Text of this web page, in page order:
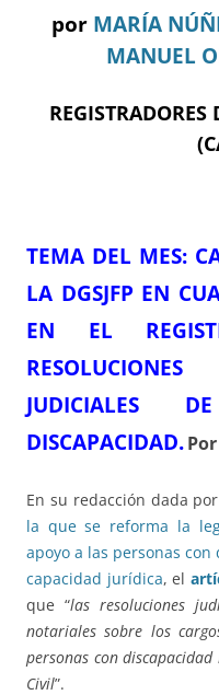
por MARÍA
MANUEL
TEMA DEL MES:
LA DGSJFP EN
EN EL
DISCAPACIDAD.
En su redacción dada
la que se reforma la
apoyo a las personas
capacidad jurídica, el
que “las resoluciones
notariales sobre los
personas con
Civil”.